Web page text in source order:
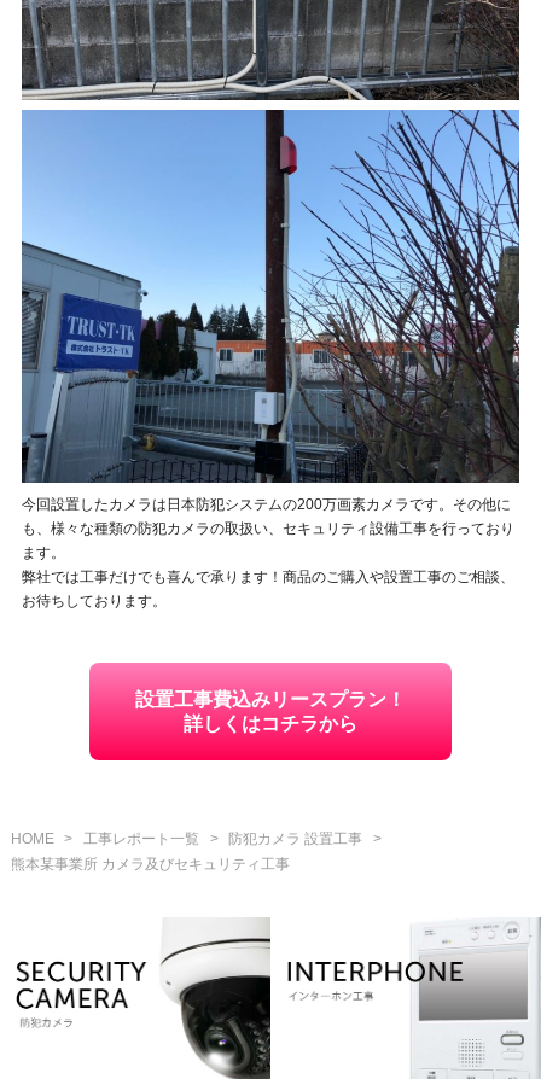
今回設置したカメラは日本防犯システムの200万画素カメラです。その他に
も、様々な種類の防犯カメラの取扱い、セキュリティ設備工事を行っており
ます。
弊社では工事だけでも喜んで承ります！商品のご購入や設置工事のご相談、
お待ちしております。
設置工事費込みリースプラン！
詳しくはコチラから
HOME > 工事レポート一覧 > 防犯カメラ 設置工事
>
熊本某事業所 カメラ及びセキュリティ工事